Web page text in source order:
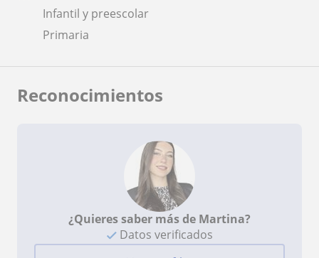
Infantil y preescolar
Primaria
Reconocimientos
¿Quieres saber más de Martina?
Datos verificados